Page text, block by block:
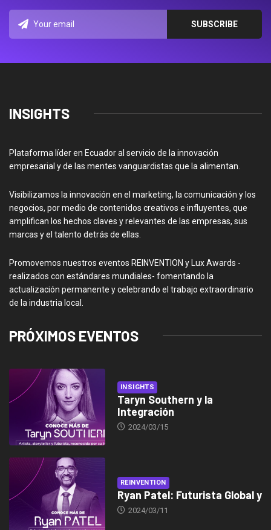
INSIGHTS
Plataforma líder en Ecuador al servicio de la innovación
empresarial y de las mentes vanguardistas que la alimentan.
Visibilizamos la innovación en el marketing, la comunicación y los
negocios, por medio de contenidos creativos e influyentes, que
amplifican los hechos claves y relevantes de las empresas, sus
marcas y el talento detrás de ellas.
Promovemos nuestros eventos REINVENTION y Lux Awards -
realizados con estándares mundiales- fomentando la
actualización permanente y celebrando el trabajo extraordinario
de la industria local.
PRÓXIMOS EVENTOS
INSIGHTS
Taryn Southern y la
Integración
2024/03/15
REINVENTION
Ryan Patel: Futurista Global y
2024/03/11